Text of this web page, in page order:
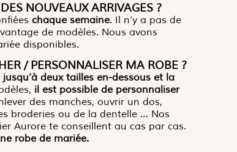
NOUVEAUX ARRIVAGES ?
chaque semaine. Il n’y a pas de
de modèles. Nous avons
disponibles.
/ PERSONNALISER MA ROBE ?
jusqu’à deux tailles en-dessous et la
il est possible de personnaliser
des manches, ouvrir un dos,
broderies ou de la dentelle … Nos
Aurore te conseillent au cas par cas.
robe de mariée.